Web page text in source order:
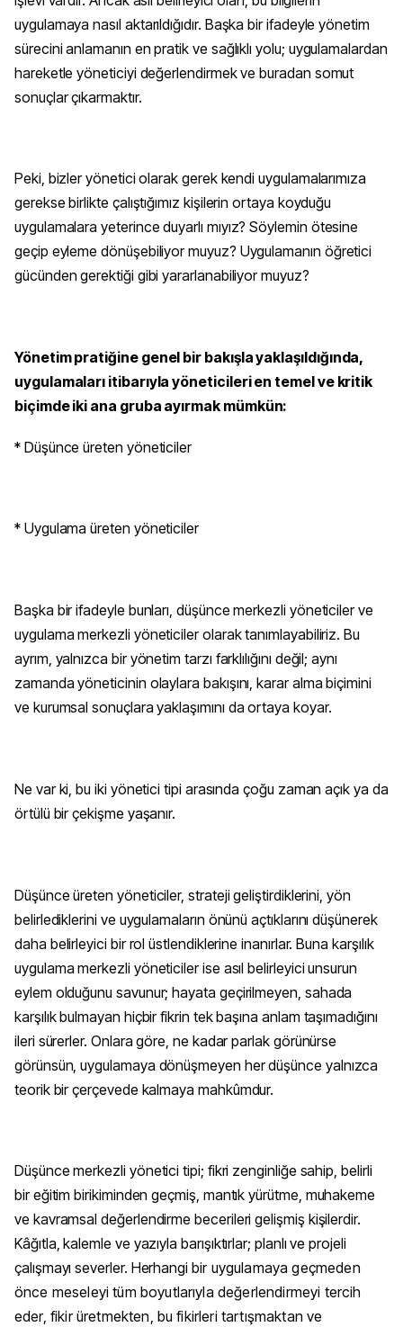
uygulamaya nasıl aktarıldığıdır. Başka bir ifadeyle yönetim
sürecini anlamanın en pratik ve sağlıklı yolu; uygulamalardan
hareketle yöneticiyi değerlendirmek ve buradan somut
sonuçlar çıkarmaktır.
Peki, bizler yönetici olarak gerek kendi uygulamalarımıza
gerekse birlikte çalıştığımız kişilerin ortaya koyduğu
uygulamalara yeterince duyarlı mıyız? Söylemin ötesine
geçip eyleme dönüşebiliyor muyuz? Uygulamanın öğretici
gücünden gerektiği gibi yararlanabiliyor muyuz?
Yönetim pratiğine genel bir bakışla yaklaşıldığında,
uygulamaları itibarıyla yöneticileri en temel ve kritik
biçimde iki ana gruba ayırmak mümkün:
* Düşünce üreten yöneticiler
* Uygulama üreten yöneticiler
Başka bir ifadeyle bunları, düşünce merkezli yöneticiler ve
uygulama merkezli yöneticiler olarak tanımlayabiliriz. Bu
ayrım, yalnızca bir yönetim tarzı farklılığını değil; aynı
zamanda yöneticinin olaylara bakışını, karar alma biçimini
ve kurumsal sonuçlara yaklaşımını da ortaya koyar.
Ne var ki, bu iki yönetici tipi arasında çoğu zaman açık ya da
örtülü bir çekişme yaşanır.
Düşünce üreten yöneticiler, strateji geliştirdiklerini, yön
belirlediklerini ve uygulamaların önünü açtıklarını düşünerek
daha belirleyici bir rol üstlendiklerine inanırlar. Buna karşılık
uygulama merkezli yöneticiler ise asıl belirleyici unsurun
eylem olduğunu savunur; hayata geçirilmeyen, sahada
karşılık bulmayan hiçbir fikrin tek başına anlam taşımadığını
ileri sürerler. Onlara göre, ne kadar parlak görünürse
görünsün, uygulamaya dönüşmeyen her düşünce yalnızca
teorik bir çerçevede kalmaya mahkûmdur.
Düşünce merkezli yönetici tipi; fikri zenginliğe sahip, belirli
bir eğitim birikiminden geçmiş, mantık yürütme, muhakeme
ve kavramsal değerlendirme becerileri gelişmiş kişilerdir.
Kâğıtla, kalemle ve yazıyla barışıktırlar; planlı ve projeli
çalışmayı severler. Herhangi bir uygulamaya geçmeden
önce meseleyi tüm boyutlarıyla değerlendirmeyi tercih
eder, fikir üretmekten, bu fikirleri tartışmaktan ve